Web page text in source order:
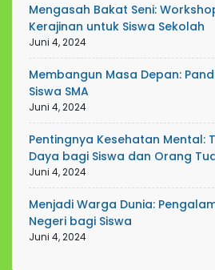
Mengasah Bakat Seni:
Kerajinan untuk Siswa Sekolah
Juni 4, 2024
Membangun Masa Depan:
Siswa SMA
Juni 4, 2024
Pentingnya Kesehatan Mental:
Daya bagi Siswa dan Orang
Juni 4, 2024
Menjadi Warga Dunia:
Negeri bagi Siswa
Juni 4, 2024